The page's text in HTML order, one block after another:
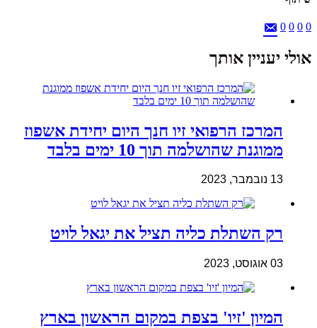
0
0
0
0
אולי יעניין אותך
המרכז הרפואי זיו חנך היום יחידת אשפוז
ממוגנת שהושלמה תוך 10 ימים בלבד
13 נובמבר, 2023
רק השתלת כליה תציל את יגאל לויט
03 אוגוסט, 2023
המיון 'זיו' בצפת במקום הראשון בארץ